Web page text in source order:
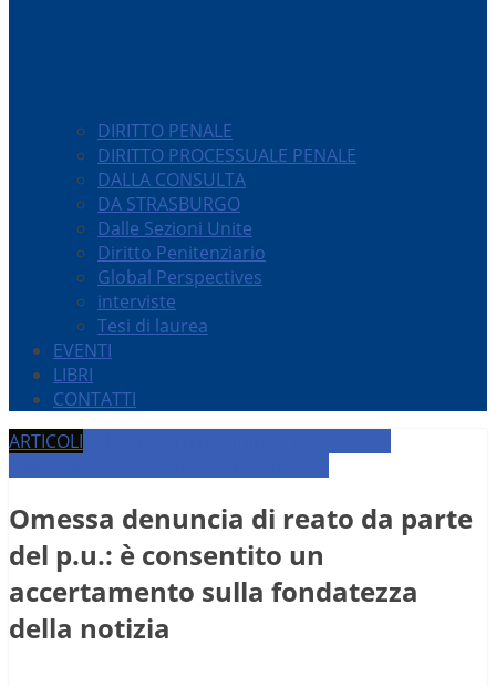
DIRITTO PENALE
DIRITTO PROCESSUALE PENALE
DALLA CONSULTA
DA STRASBURGO
Dalle Sezioni Unite
Diritto Penitenziario
Global Perspectives
interviste
Tesi di laurea
EVENTI
LIBRI
CONTATTI
ARTICOLI
Omessa denuncia di reato da parte
del p.u.: è consentito un
accertamento sulla fondatezza
della notizia